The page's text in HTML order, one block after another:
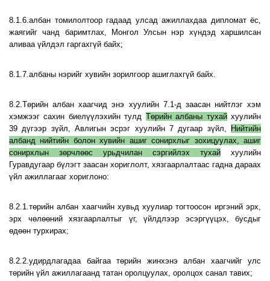
8.1.6.албан томилолтоор гадаад улсад ажиллахдаа дипломат ёс,
жаягийг чанд баримтлах, Монгол Улсын нэр хүндэд харшилсан
аливаа үйлдэл гаргахгүй байх;
8.1.7.албаны нэрийг хувийн зорилгоор ашиглахгүй байх.
8.2.Төрийн албан хаагчид энэ хуулийн 7.1-д заасан нийтлэг хэм
хэмжээг сахин биелүүлэхийн тулд Төрийн албаны тухайхуулийн
39 дүгээр зүйл, Авлигын эсрэг хуулийн 7 дугаар зүйл,
Нийтийн
албанд нийтийн болон хувийн ашиг сонирхлыг зохицуулах, ашиг
сонирхлын зөрчлөөс урьдчилан сэргийлэх тухай хуулийн
Гуравдугаар бүлэгт заасан хориглолт, хязгаарлалтаас гадна дараах
үйл ажиллагааг хориглоно:
8.2.1.төрийн албан хаагчийн хувьд хуулиар тогтоосон иргэний эрх,
эрх чөлөөний хязгаарлалтыг үг, үйлдлээр эсэргүүцэх, бусдыг
өдөөн турхирах;
8.2.2.удирдлагадаа байгаа төрийн жинхэнэ албан хаагчийг улс
төрийн үйл ажиллагаанд татан оролцуулах, оролцох санал тавих;